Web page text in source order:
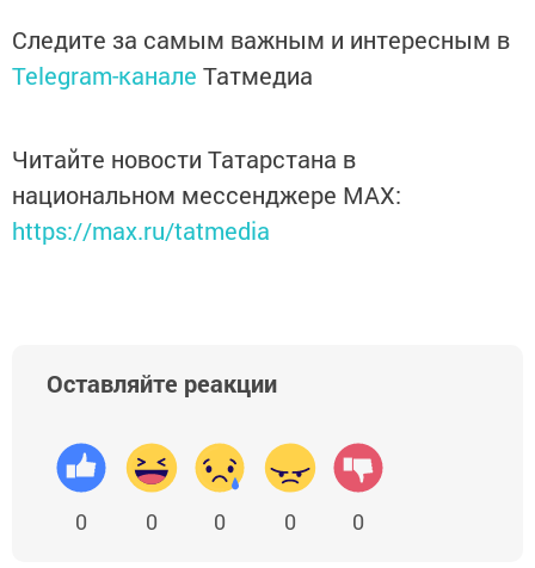
Следите за самым важным и интересным в
Telegram-канале Татмедиа
Читайте новости Татарстана в
национальном мессенджере MАХ:
https://max.ru/tatmedia
Оставляйте реакции
0 0 0 0 0